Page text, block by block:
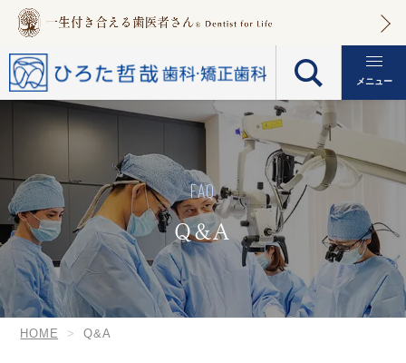
メニュー
FAQ
Q&A
HOME Q&A